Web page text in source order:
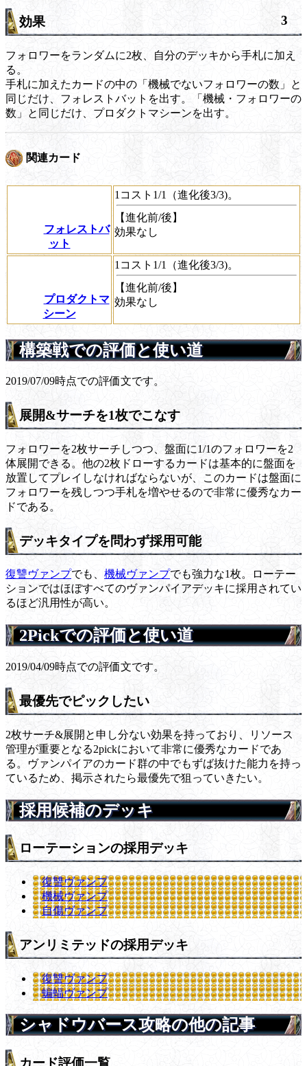
効果 3
フォロワーをランダムに2枚、自分のデッキから手札に加え
る。
手札に加えたカードの中の「機械でないフォロワーの数」と
同じだけ、フォレストバットを出す。「機械・フォロワーの
数」と同じだけ、プロダクトマシーンを出す。
関連カード
フォレストバ
ット
1コスト1/1（進化後3/3)。
【進化前/後】
効果なし
プロダクトマ
シーン
1コスト1/1（進化後3/3)。
【進化前/後】
効果なし
構築戦での評価と使い道
2019/07/09時点での評価文です。
展開&サーチを1枚でこなす
フォロワーを2枚サーチしつつ、盤面に1/1のフォロワーを2
体展開できる。他の2枚ドローするカードは基本的に盤面を
放置してプレイしなければならないが、このカードは盤面に
フォロワーを残しつつ手札を増やせるので非常に優秀なカー
ドである。
デッキタイプを問わず採用可能
復讐ヴァンプでも、 機械ヴァンプでも強力な1枚。ローテー
ションではほぼすべてのヴァンパイアデッキに採用されてい
るほど汎用性が高い。
2Pickでの評価と使い道
2019/04/09時点での評価文です。
最優先でピックしたい
2枚サーチ&展開と申し分ない効果を持っており、リソース
管理が重要となる2pickにおいて非常に優秀なカードであ
る。ヴァンパイアのカード群の中でもずば抜けた能力を持っ
ているため、掲示されたら最優先で狙っていきたい。
採用候補のデッキ
ローテーションの採用デッキ
復讐ヴァンプ
機械ヴァンプ
自傷ヴァンプ
アンリミテッドの採用デッキ
復讐ヴァンプ
蝙蝠ヴァンプ
シャドウバース攻略の他の記事